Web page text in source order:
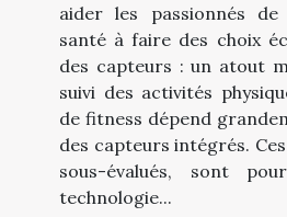
aider les passionnés
santé à faire des choix
des capteurs : un atout
suivi des activités
de fitness dépend
des capteurs intégrés.
sous-évalués, sont
technologie...